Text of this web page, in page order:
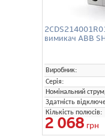
вимикач ABB
Виробник:
Серія:
Номінальний
Здатність
Кількість полюсів:
2 068 грн